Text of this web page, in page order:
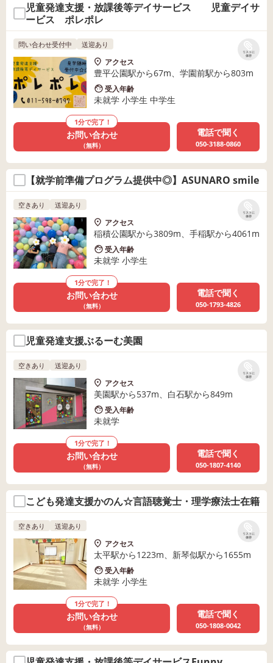
児童発達支援・放課後等デイサービス 児童デイサ
ービス ポレポレ
リストに
保存
問い合わせ受付中 送迎あり
アクセス
豊平公園駅から67m、学園前駅から803m
受入年齢
未就学 小学生 中学生
1分で完了！
お問い合わせ
（無料）
電話で聞く
050-3188-0860
【就学前準備プログラム提供中◎】ASUNARO smile
リストに
保存
空きあり 送迎あり
アクセス
稲積公園駅から3809m、手稲駅から4061m
受入年齢
未就学 小学生
1分で完了！
お問い合わせ
（無料）
電話で聞く
050-1793-4826
児童発達支援ぶるーむ美園
リストに
保存
空きあり 送迎あり
アクセス
美園駅から537m、白石駅から849m
受入年齢
未就学
1分で完了！
お問い合わせ
（無料）
電話で聞く
050-1807-4140
こども発達支援かのん☆言語聴覚士・理学療法士在籍
リストに
保存
空きあり 送迎あり
アクセス
太平駅から1223m、新琴似駅から1655m
受入年齢
未就学 小学生
1分で完了！
お問い合わせ
（無料）
電話で聞く
050-1808-0042